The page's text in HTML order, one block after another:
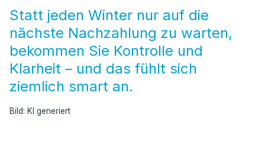
Statt jeden Winter nur auf die
nächste Nachzahlung zu warten,
bekommen Sie Kontrolle und
Klarheit – und das fühlt sich
ziemlich smart an.
Bild: KI generiert